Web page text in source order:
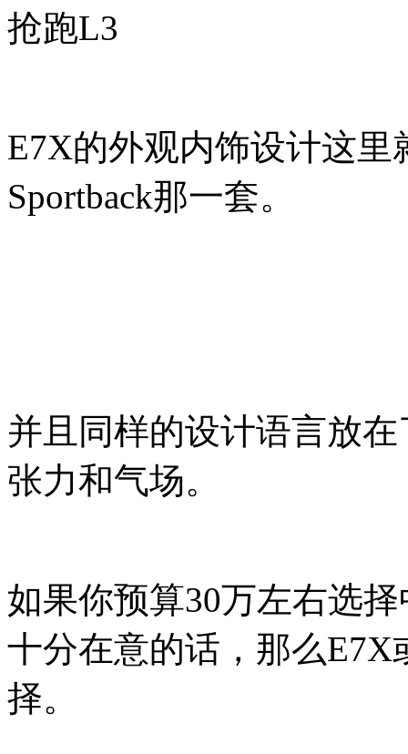
抢跑L3
E7X的外观内饰设计这
Sportback那一套。
并且同样的设计语言放
张力和气场。
如果你预算30万左右选
十分在意的话，那么
择。